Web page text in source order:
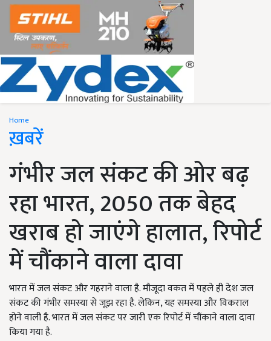
Home
ख़बरें
गंभीर जल संकट की ओर बढ़
रहा भारत, 2050 तक बेहद
खराब हो जाएंगे हालात, रिपोर्ट
में चौंकाने वाला दावा
भारत में जल संकट और गहराने वाला है. मौजूदा वकत में पहले ही देश जल
संकट की गंभीर समस्या से जूझ रहा है. लेकिन, यह समस्या और विकराल
होने वाली है. भारत में जल संकट पर जारी एक रिपोर्ट में चौंकाने वाला दावा
किया गया है.